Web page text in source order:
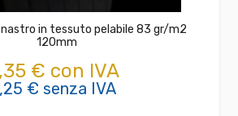
nastro in tessuto pelabile 83 gr/m2
120mm
€ con IVA
€ senza IVA